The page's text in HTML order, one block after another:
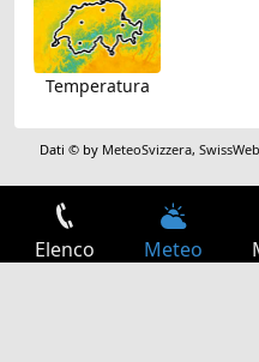
Temperatura
Dati © by MeteoSvizzera,
Elenco Meteo